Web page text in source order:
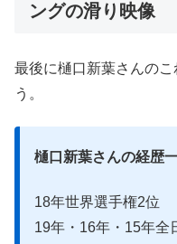
ングの滑り映像
最後に樋口新葉さんの
う。
樋口新葉さんの経歴
18年世界選手権2位
19年・16年・15年全